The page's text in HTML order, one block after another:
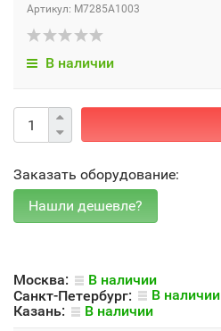
Артикул: M7285A1003
В наличии
Заказать оборудование:
Москва:
В наличии
Санкт-Петербург:
В наличии
Казань:
В наличии